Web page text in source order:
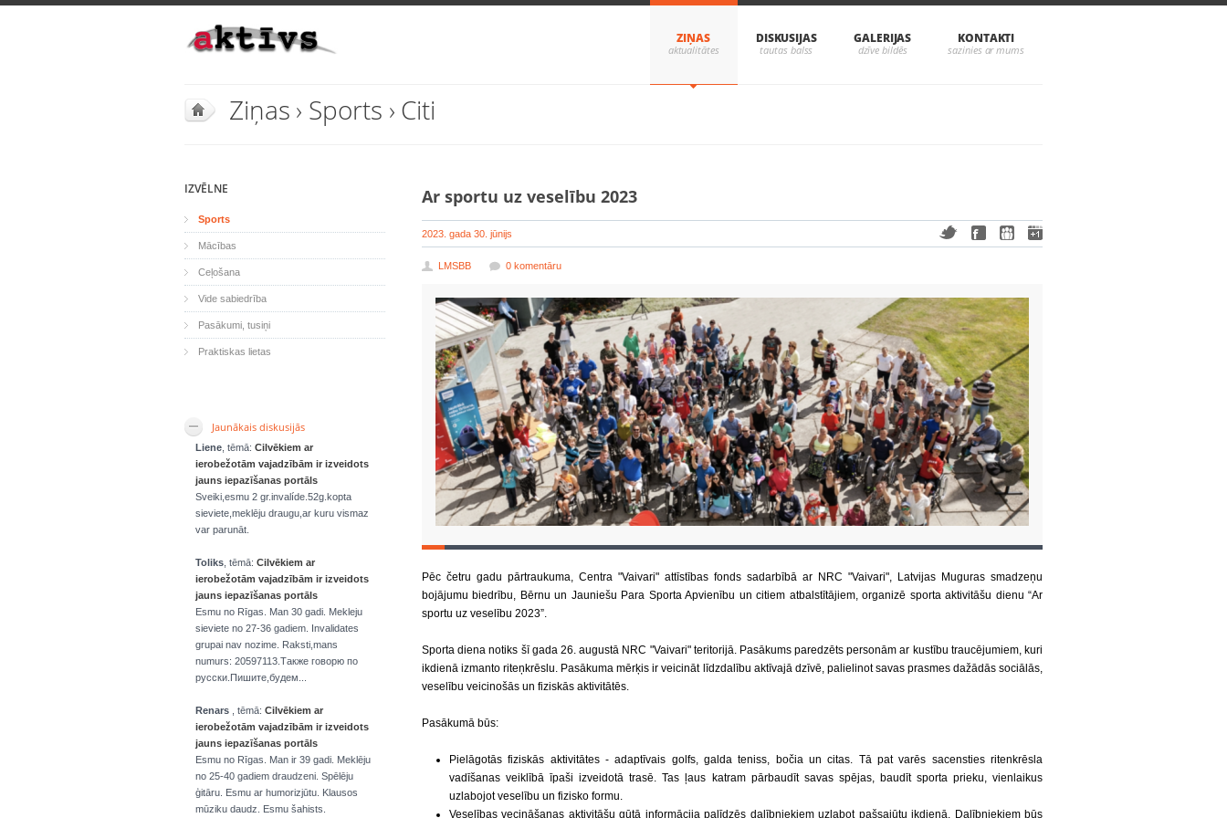
ZIŅAS DISKUSIJAS GALERIJAS KONTAKTI
Ziņas › Sports › Citi
Ar sportu uz veselību 2023
2023. gada 30. jūnijs
LMSBB 0 komentāru
Pēc četru gadu pārtraukuma, Centra "Vaivari" attīstības fonds sadarbībā ar NRC "Vaivari", Latvijas Muguras smadzeņu
bojājumu biedrību, Bērnu un Jauniešu Para Sporta Apvienību un citiem atbalstītājiem, organizē sporta aktivitāšu dienu “Ar
sportu uz veselību 2023”.
Sporta diena notiks šī gada 26. augustā NRC "Vaivari" teritorijā. Pasākums paredzēts personām ar kustību traucējumiem, kuri
ikdienā izmanto riteņkrēslu. Pasākuma mērķis ir veicināt līdzdalību aktīvajā dzīvē, palielinot savas prasmes dažādās sociālās,
veselību veicinošās un fiziskās aktivitātēs.
Pasākumā būs:
Pielāgotās fiziskās aktivitātes - adaptīvais golfs, galda teniss, bočia un citas. Tā pat varēs sacensties ritenkrēsla
vadīšanas veiklībā īpaši izveidotā trasē. Tas ļaus katram pārbaudīt savas spējas, baudīt sporta prieku, vienlaikus
uzlabojot veselību un fizisko formu.
Veselības vecināšanas aktivitāšu gūtā informācija palīdzēs dalībniekiem uzlabot pašsajūtu ikdienā. Dalībniekiem būs
IZVĒLNE
Sports
Mācības
Ceļošana
Vide sabiedrība
Pasākumi, tusiņi
Praktiskas lietas
Jaunākais diskusijās
Liene , tēmā: Cilvēkiem ar
ierobežotām vajadzībām ir izveidots
jauns iepazīšanas portāls
Sveiki,esmu 2 gr.invalíde.52g.kopta
sieviete,meklēju draugu,ar kuru vismaz
var parunāt.
Toliks , tēmā: Cilvēkiem ar
ierobežotām vajadzībām ir izveidots
jauns iepazīšanas portāls
Esmu no Rīgas. Man 30 gadi. Mekleju
sieviete no 27-36 gadiem. Invalidates
grupai nav nozime. Raksti,mans
numurs: 20597113.Также говорю по
русски.Пишите,будем...
Renars , tēmā: Cilvēkiem ar
ierobežotām vajadzībām ir izveidots
jauns iepazīšanas portāls
Esmu no Rīgas. Man ir 39 gadi. Meklēju
no 25-40 gadiem draudzeni. Spēlēju
ģitāru. Esmu ar humorizjūtu. Klausos
mūziku daudz. Esmu šahists.